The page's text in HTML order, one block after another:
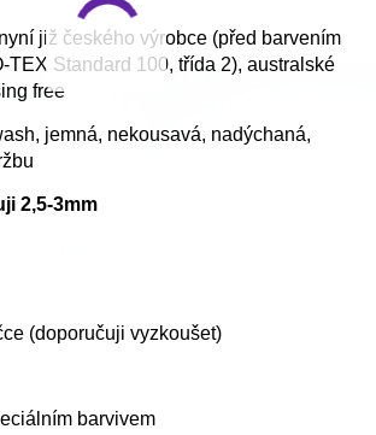
již českého výrobce (před barvením
TEX Standard 100, třída 2), australské
free
jemná, nekousavá, nadýchaná,
2,5-3mm
(doporučuji vyzkoušet)
barvivem